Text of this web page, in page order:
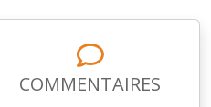
COMMENTAIRES